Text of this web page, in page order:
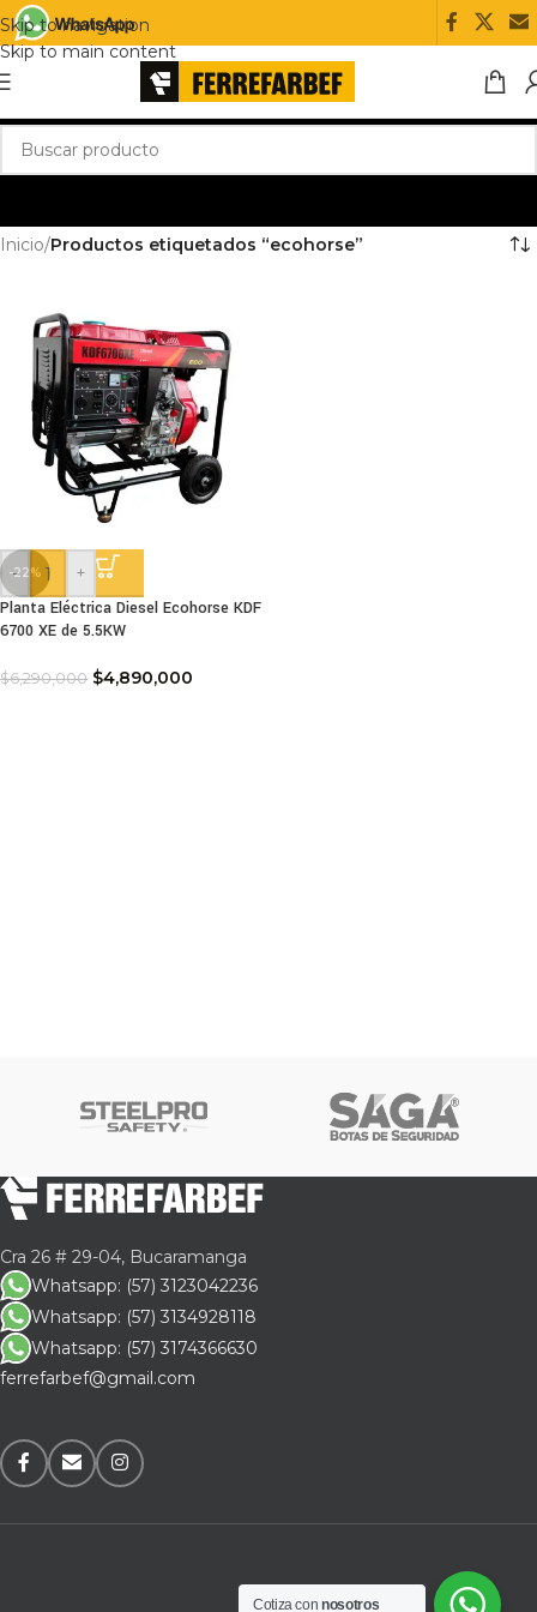
Skip to navigation
Skip to main content
Inicio/Productos etiquetados “ecohorse”
-22%
-
+
Planta Eléctrica Diesel Ecohorse KDF
6700 XE de 5.5KW
$6,290,000 $4,890,000
Cra 26 # 29-04, Bucaramanga
Whatsapp: (57) 3123042236
Whatsapp: (57) 3134928118
Whatsapp: (57) 3174366630
ferrefarbef@gmail.com
Cotiza connosotros